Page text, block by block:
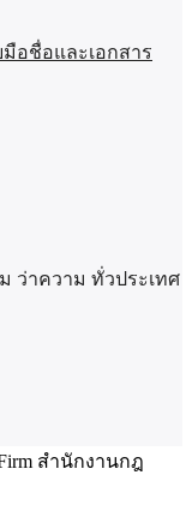
อชื่อและเอกสาร
ว่าความ ทั่วประเทศ
สำนักงานกฎ